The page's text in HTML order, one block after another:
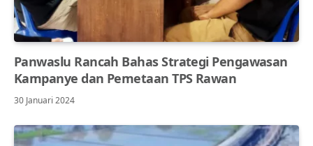
Panwaslu Rancah Bahas Strategi Pengawasan
Kampanye dan Pemetaan TPS Rawan
30 Januari 2024